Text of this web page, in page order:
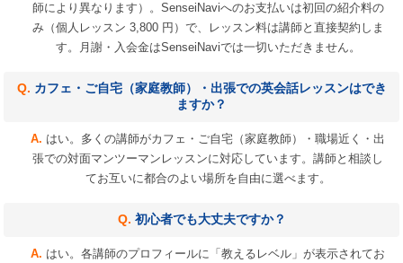
師により異なります）。SenseiNaviへのお支払いは初回の紹介料の
み（個人レッスン 3,800 円）で、レッスン料は講師と直接契約しま
す。月謝・入会金はSenseiNaviでは一切いただきません。
カフェ・ご自宅（家庭教師）・出張での英会話レッスンはでき
ますか？
はい。多くの講師がカフェ・ご自宅（家庭教師）・職場近く・出
張での対面マンツーマンレッスンに対応しています。講師と相談し
てお互いに都合のよい場所を自由に選べます。
初心者でも大丈夫ですか？
はい。各講師のプロフィールに「教えるレベル」が表示されてお